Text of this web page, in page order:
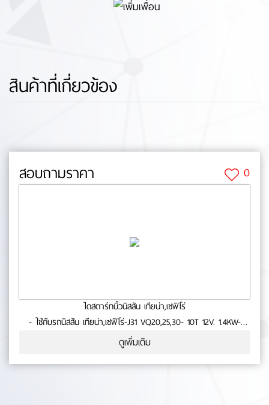
สินค้าที่เกี่ยวข้อง
สอบถามราคา 0
ไดสตาร์ทบิ้วนิสสัน เทียน่า,เซฟิโร่
- ใช้กับรถนิสสัน เทียน่า,เซฟิโร่-J31 VQ20,25,30- 10T 12V. 1.4KW-
ประกัน 6 เดือน- สินค้าคุณภาพ No.0-38-205
ดูเพิ่มเติม